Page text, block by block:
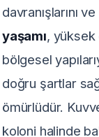
davranışlarını
yaşamı, yüksek
bölgesel
doğru şartlar
ömürlüdür.
koloni halinde